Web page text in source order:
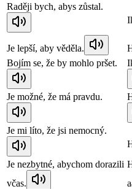
Raději bych, abys zůstal.
Je lepší, aby věděla.
Bojím se, že by mohlo pršet.
Je možné, že má pravdu.
Je mi líto, že jsi nemocný.
Je nezbytné, abychom dorazili
včas.